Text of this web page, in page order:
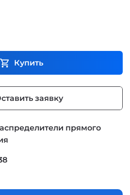
shopping_cart Купить
заявку
прямого